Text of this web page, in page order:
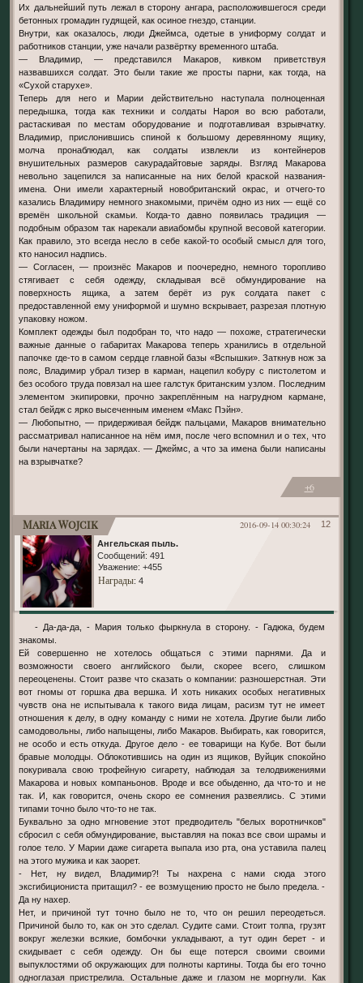
Их дальнейший путь лежал в сторону ангара, расположившегося среди
бетонных громадин гудящей, как осиное гнездо, станции.
Внутри, как оказалось, люди Джеймса, одетые в униформу солдат и
работников станции, уже начали развёртку временного штаба.
— Владимир, — представился Макаров, кивком приветствуя
назвавшихся солдат. Это были такие же просты парни, как тогда, на
«Сухой старухе».
Теперь для него и Марии действительно наступала полноценная
передышка, тогда как техники и солдаты Нароя во всю работали,
растаскивая по местам оборудование и подготавливая взрывчатку.
Владимир, прислонившись спиной к большому деревянному ящику,
молча пронаблюдал, как солдаты извлекли из контейнеров
внушительных размеров сакурадайтовые заряды. Взгляд Макарова
невольно зацепился за написанные на них белой краской названия-
имена. Они имели характерный новобританский окрас, и отчего-то
казались Владимиру немного знакомыми, причём одно из них — ещё со
времён школьной скамьи. Когда-то давно появилась традиция —
подобным образом так нарекали авиабомбы крупной весовой категории.
Как правило, это всегда несло в себе какой-то особый смысл для того,
кто наносил надпись.
— Согласен, — произнёс Макаров и поочередно, немного торопливо
стягивает с себя одежду, складывая всё обмундирование на
поверхность ящика, а затем берёт из рук солдата пакет с
предоставленной ему униформой и шумно вскрывает, разрезая плотную
упаковку ножом.
Комплект одежды был подобран то, что надо — похоже, стратегически
важные данные о габаритах Макарова теперь хранились в отдельной
папочке где-то в самом сердце главной базы «Вспышки». Заткнув нож за
пояс, Владимир убрал тизер в карман, нацепил кобуру с пистолетом и
без особого труда повязал на шее галстук британским узлом. Последним
элементом экипировки, прочно закреплённым на нагрудном кармане,
стал бейдж с ярко высеченным именем «Макс Пэйн».
— Любопытно, — придерживая бейдж пальцами, Макаров внимательно
рассматривал написанное на нём имя, после чего вспомнил и о тех, что
были начертаны на зарядах. — Джеймс, а что за имена были написаны
на взрывчатке?
+6
12
2016-09-14 00:30:24
Maria Wojcik
Ангельская пыль.
Сообщений: 491
Уважение: +455
Награды: 4
- Да-да-да, - Мария только фыркнула в сторону. - Гадюка, будем
знакомы.
Ей совершенно не хотелось общаться с этими парнями. Да и
возможности своего английского были, скорее всего, слишком
переоценены. Стоит разве что сказать о компании: разношерстная. Эти
вот гномы от горшка два вершка. И хоть никаких особых негативных
чувств она не испытывала к такого вида лицам, расизм тут не имеет
отношения к делу, в одну команду с ними не хотела. Другие были либо
самодовольны, либо напыщены, либо Макаров. Выбирать, как говорится,
не особо и есть откуда. Другое дело - ее товарищи на Кубе. Вот были
бравые молодцы. Облокотившись на один из ящиков, Вуйцик спокойно
покуривала свою трофейную сигарету, наблюдая за телодвижениями
Макарова и новых компаньонов. Вроде и все обыденно, да что-то и не
так. И, как говорится, очень скоро ее сомнения развеялись. С этими
типами точно было что-то не так.
Буквально за одно мгновение этот предводитель "белых воротничков"
сбросил с себя обмундирование, выставляя на показ все свои шрамы и
голое тело. У Марии даже сигарета выпала изо рта, она уставила палец
на этого мужика и как заорет.
- Нет, ну видел, Владимир?! Ты нахрена с нами сюда этого
эксгибициониста притащил? - ее возмущению просто не было предела. -
Да ну нахер.
Нет, и причиной тут точно было не то, что он решил переодеться.
Причиной было то, как он это сделал. Судите сами. Стоит толпа, грузят
вокруг железки всякие, бомбочки укладывают, а тут один берет - и
скидывает с себя одежду. Он бы еще потерся своими своими
выпуклостями об окружающих для полноты картины. Тогда бы его точно
одноглазая пристрелила. Остальные даже и глазом не моргнули. Как